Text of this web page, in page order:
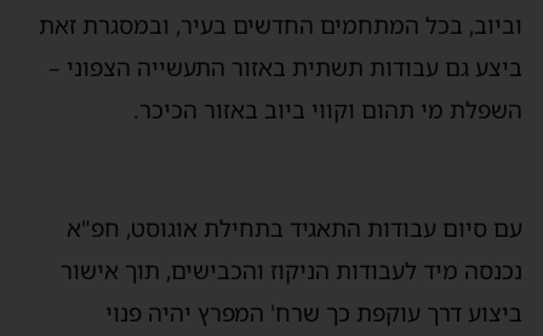
בכל המתחמים החדשים בעיר, ובמסגרת זאת
גם עבודות תשתית באזור התעשייה הצפוני –
מי תהום וקווי ביוב באזור הכיכר.
סיום עבודות התאגיד בתחילת אוגוסט, חפ"א
מיד לעבודות הניקוז והכבישים, תוך אישור
דרך עוקפת כך שרח' המפרץ יהיה פנוי